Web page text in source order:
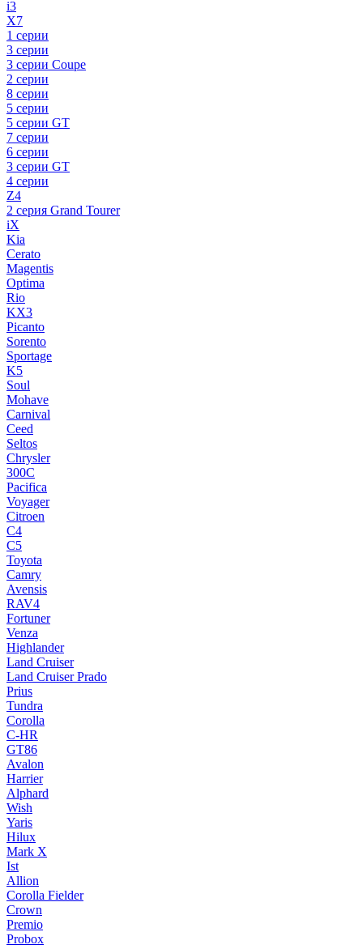
i3
X7
1 серии
3 серии
3 серии Coupe
2 серии
8 серии
5 серии
5 серии GT
7 серии
6 серии
3 серии GT
4 серии
Z4
2 серия Grand Tourer
iX
Kia
Cerato
Magentis
Optima
Rio
KX3
Picanto
Sorento
Sportage
K5
Soul
Mohave
Carnival
Ceed
Seltos
Chrysler
300C
Pacifica
Voyager
Citroen
C4
C5
Toyota
Camry
Avensis
RAV4
Fortuner
Venza
Highlander
Land Cruiser
Land Cruiser Prado
Prius
Tundra
Corolla
C-HR
GT86
Avalon
Harrier
Alphard
Wish
Yaris
Hilux
Mark X
Ist
Allion
Corolla Fielder
Crown
Premio
Probox